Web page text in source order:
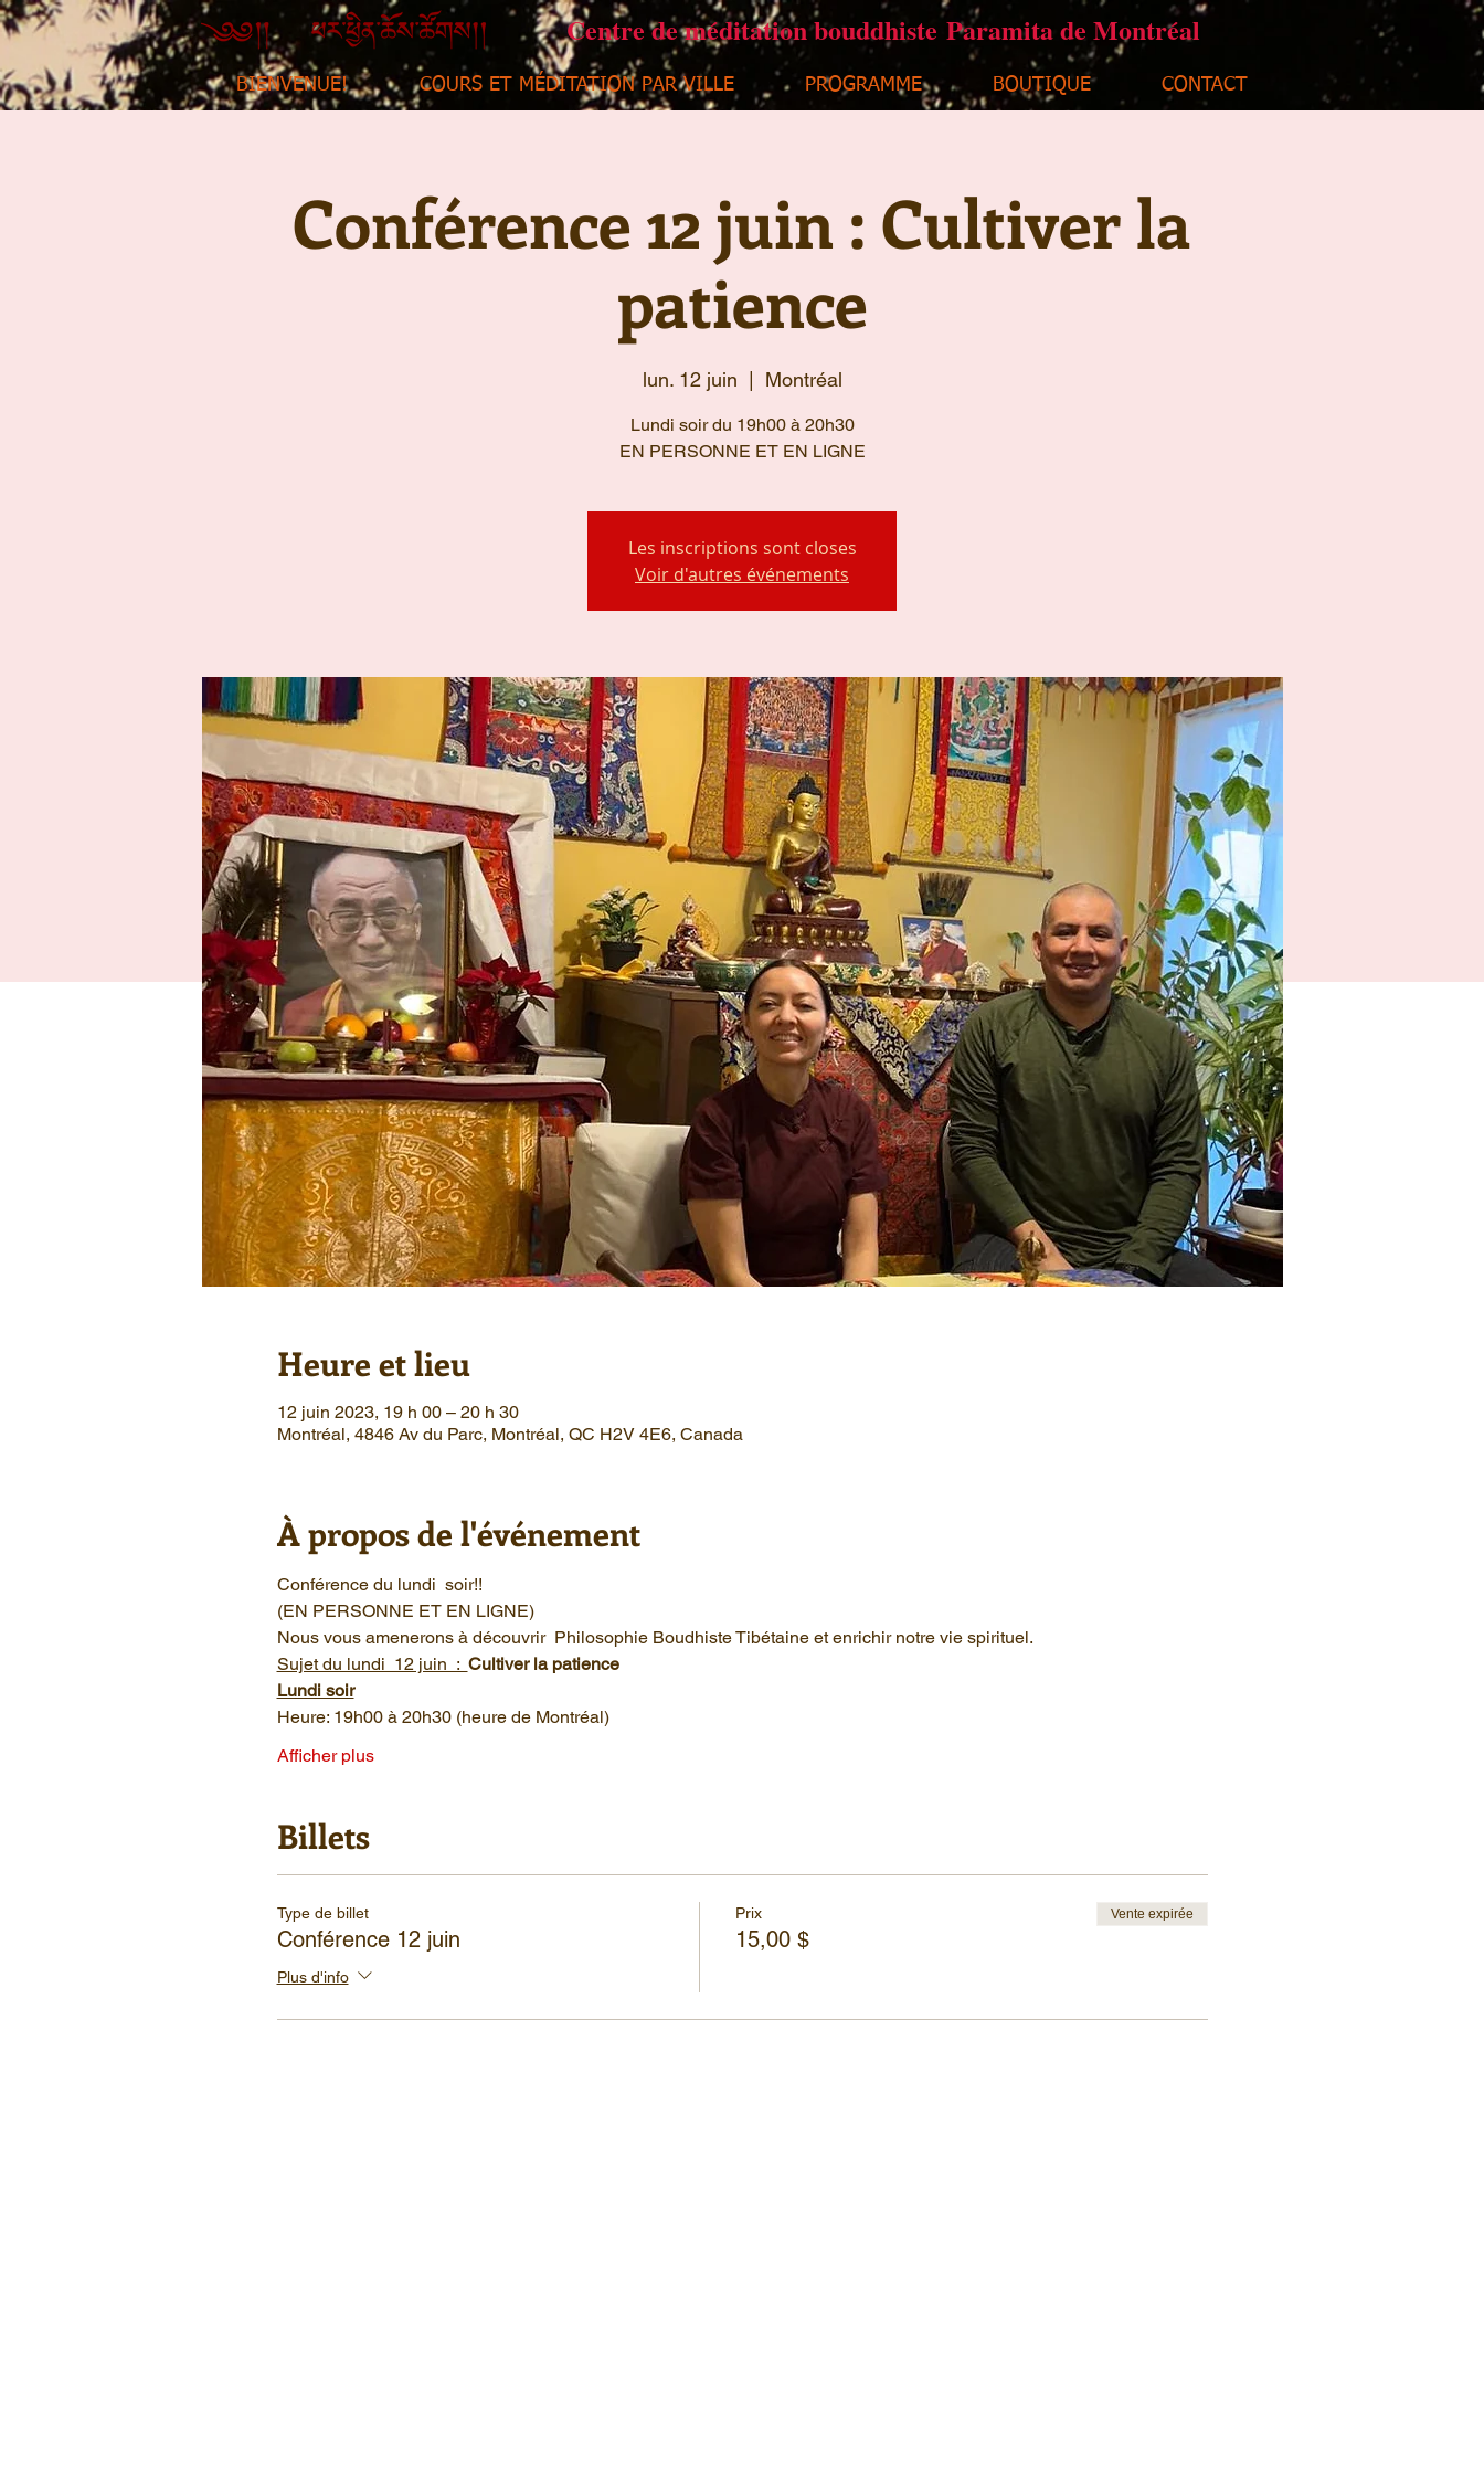
Centre de méditation bouddhiste Paramita de Montréal
BIENVENUE! COURS ET MÉDITATION PAR VILLE PROGRAMME BOUTIQUE CONTACT
Conférence 12 juin : Cultiver la
patience
lun. 12 juin Montréal
Lundi soir du 19h00 à 20h30
Les inscriptions sont closes
Voir d'autres événements
Heure et lieu
12 juin 2023, 19 h 00 – 20 h 30
Montréal, 4846 Av du Parc, Montréal, QC H2V 4E6, Canada
À propos de l'événement
Conférence du lundi  soir!!
(EN PERSONNE ET EN LIGNE)
Nous vous amenerons à découvrir  Philosophie Boudhiste Tibétaine et enrichir notre vie spirituel.
Sujet du lundi  12 juin  : Cultiver la patience
Lundi soir
Heure: 19h00 à 20h30 (heure de Montréal)
Afficher plus
Billets
Type de billet
Conférence 12 juin
Plus d'info
Prix
15,00 $
Vente expirée